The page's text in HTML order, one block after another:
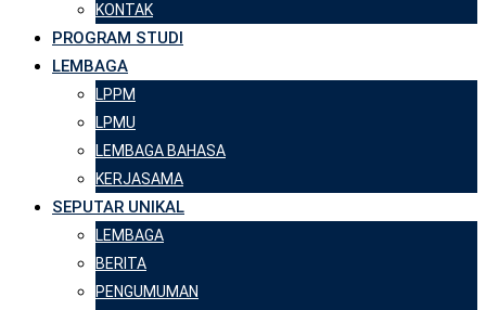
KONTAK
PROGRAM STUDI
LEMBAGA
LPPM
LPMU
LEMBAGA BAHASA
KERJASAMA
SEPUTAR UNIKAL
LEMBAGA
BERITA
PENGUMUMAN